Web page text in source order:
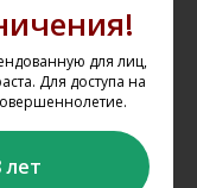
для лиц,
Для доступа на
лет
каталоге сайта,